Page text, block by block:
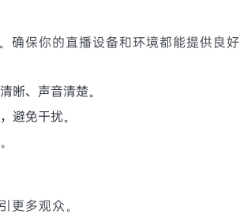
确保你的直播设备和环境都能提供良好
晰、声音清楚。
避免干扰。
更多观众。